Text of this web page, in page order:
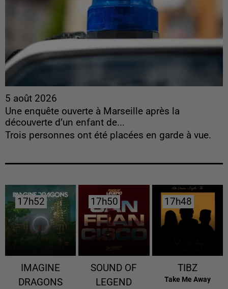
5 août 2026
Une enquête ouverte à Marseille après la
découverte d’un enfant de...
Trois personnes ont été placées en garde à vue.
17h52
17h52
IMAGINE
DRAGONS
17h50
17h50
SOUND OF
LEGEND
17h48
17h48
TIBZ
Take Me Away